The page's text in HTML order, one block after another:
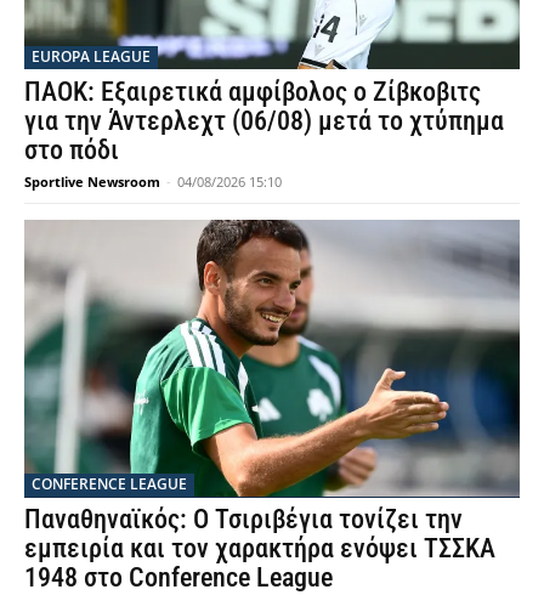
EUROPA LEAGUE
ΠΑΟΚ: Εξαιρετικά αμφίβολος ο Ζίβκοβιτς
για την Άντερλεχτ (06/08) μετά το χτύπημα
στο πόδι
Sportlive Newsroom - 04/08/2026 15:10
CONFERENCE LEAGUE
Παναθηναϊκός: Ο Τσιριβέγια τονίζει την
εμπειρία και τον χαρακτήρα ενόψει ΤΣΣΚΑ
1948 στο Conference League